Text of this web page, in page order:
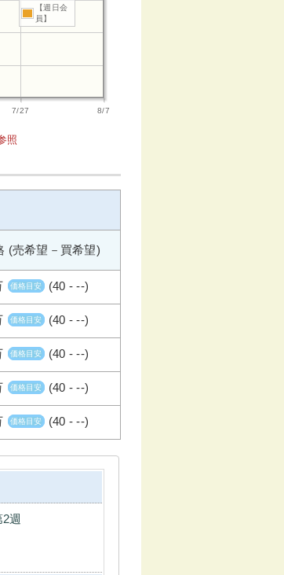
7/27 8/7
【週日会
員】
照
希望－買希望)
価格目安 (40 - --)
価格目安 (40 - --)
価格目安 (40 - --)
価格目安 (40 - --)
価格目安 (40 - --)
週